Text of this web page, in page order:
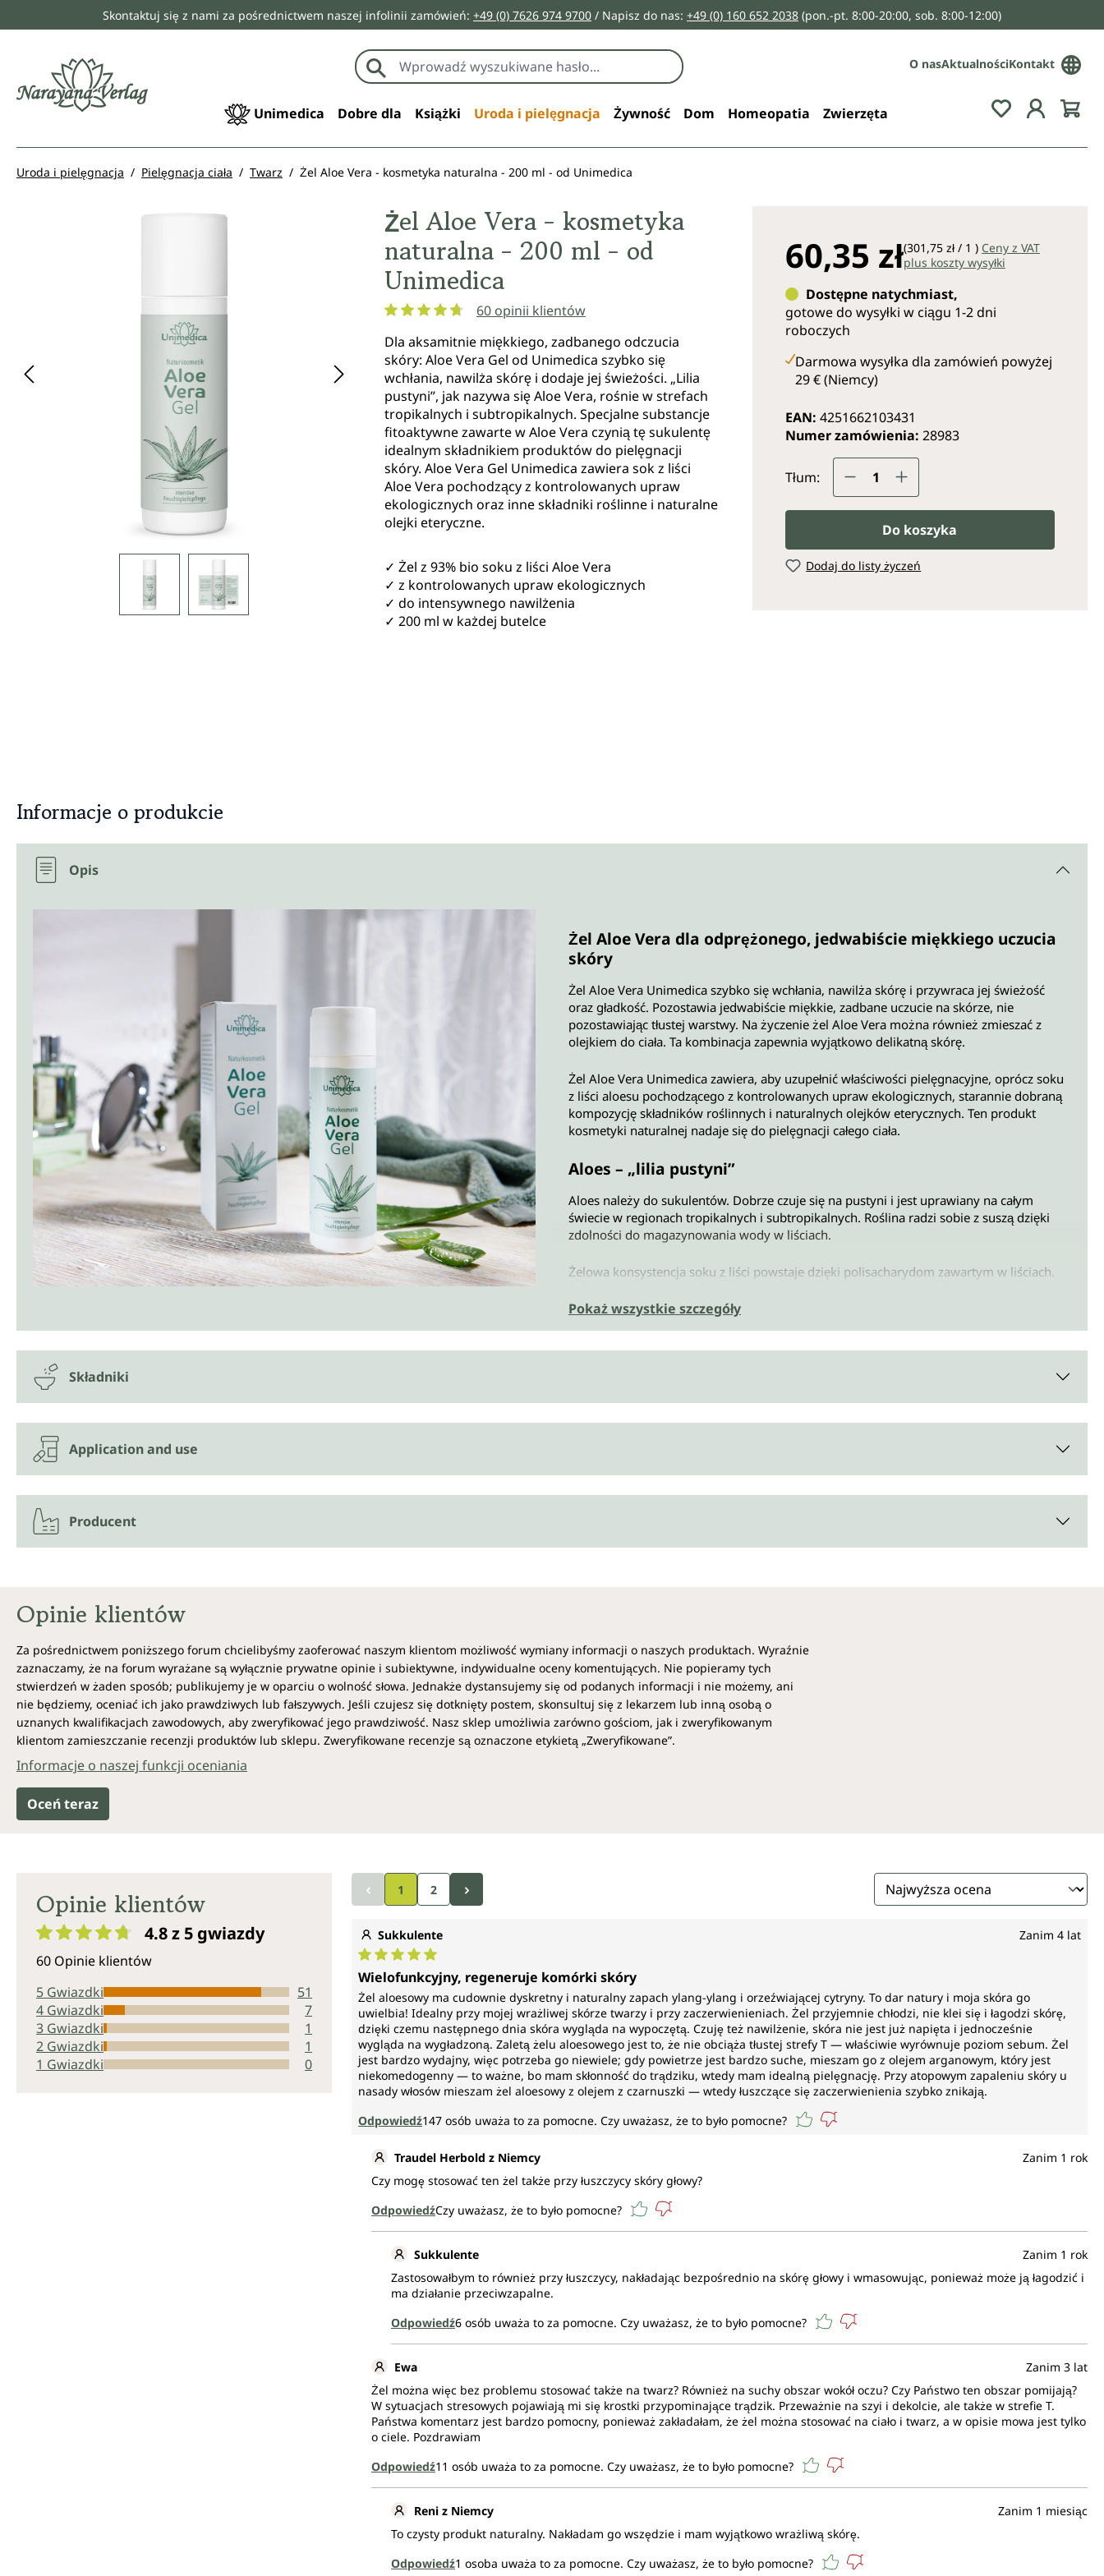
Przejdź do głównej nawigacji
Skontaktuj się z nami za pośrednictwem naszej infolinii zamówień: +49 (0) 7626 974 9700 / Napisz do nas: +49 (0) 160 652 2038 (pon.-pt. 8:00-20:00, sob. 8:00-12:00)
O nasAktualnościKontakt
Unimedica Dobre dla Książki Uroda i pielęgnacja Żywność Dom Homeopatia Zwierzęta You have 0
Uroda i pielęgnacja Pielęgnacja ciała Twarz Żel Aloe Vera - kosmetyka naturalna - 200 ml - od Unimedica
Żel Aloe Vera - kosmetyka
naturalna - 200 ml - od
Unimedica
60 opinii klientów
Dla aksamitnie miękkiego, zadbanego odczucia
skóry: Aloe Vera Gel od Unimedica szybko się
wchłania, nawilża skórę i dodaje jej świeżości. „Lilia
pustyni”, jak nazywa się Aloe Vera, rośnie w strefach
tropikalnych i subtropikalnych. Specjalne substancje
fitoaktywne zawarte w Aloe Vera czynią tę sukulentę
idealnym składnikiem produktów do pielęgnacji
skóry. Aloe Vera Gel Unimedica zawiera sok z liści
Aloe Vera pochodzący z kontrolowanych upraw
ekologicznych oraz inne składniki roślinne i naturalne
olejki eteryczne.
✓ Żel z 93% bio soku z liści Aloe Vera
✓ z kontrolowanych upraw ekologicznych
✓ do intensywnego nawilżenia
✓ 200 ml w każdej butelce
60,35 zł(301,75 zł / 1 ) Ceny z VAT
plus koszty wysyłki
Dostępne natychmiast,
gotowe do wysyłki w ciągu 1-2 dni
roboczych
Darmowa wysyłka dla zamówień powyżej
29 € (Niemcy)
EAN: 4251662103431
Numer zamówienia: 28983
Tłum: Ilość produktu: Wprowadź
Do koszyka
Dodaj do listy życzeń
Informacje o produkcie
Opis
Żel Aloe Vera dla odprężonego, jedwabiście miękkiego uczucia
skóry
Żel Aloe Vera Unimedica szybko się wchłania, nawilża skórę i przywraca jej świeżość
oraz gładkość. Pozostawia jedwabiście miękkie, zadbane uczucie na skórze, nie
pozostawiając tłustej warstwy. Na życzenie żel Aloe Vera można również zmieszać z
olejkiem do ciała. Ta kombinacja zapewnia wyjątkowo delikatną skórę.
Żel Aloe Vera Unimedica zawiera, aby uzupełnić właściwości pielęgnacyjne, oprócz soku
z liści aloesu pochodzącego z kontrolowanych upraw ekologicznych, starannie dobraną
kompozycję składników roślinnych i naturalnych olejków eterycznych. Ten produkt
kosmetyki naturalnej nadaje się do pielęgnacji całego ciała.
Aloes – „lilia pustyni”
Aloes należy do sukulentów. Dobrze czuje się na pustyni i jest uprawiany na całym
świecie w regionach tropikalnych i subtropikalnych. Roślina radzi sobie z suszą dzięki
zdolności do magazynowania wody w liściach.
Żelowa konsystencja soku z liści powstaje dzięki polisacharydom zawartym w liściach.
kontakcie ze skórą.
Pokaż wszystkie szczegóły
Składniki
Application and use
Producent
Opinie klientów
Za pośrednictwem poniższego forum chcielibyśmy zaoferować naszym klientom możliwość wymiany informacji o naszych produktach. Wyraźnie
zaznaczamy, że na forum wyrażane są wyłącznie prywatne opinie i subiektywne, indywidualne oceny komentujących. Nie popieramy tych
stwierdzeń w żaden sposób; publikujemy je w oparciu o wolność słowa. Jednakże dystansujemy się od podanych informacji i nie możemy, ani
nie będziemy, oceniać ich jako prawdziwych lub fałszywych. Jeśli czujesz się dotknięty postem, skonsultuj się z lekarzem lub inną osobą o
uznanych kwalifikacjach zawodowych, aby zweryfikować jego prawdziwość. Nasz sklep umożliwia zarówno gościom, jak i zweryfikowanym
klientom zamieszczanie recenzji produktów lub sklepu. Zweryfikowane recenzje są oznaczone etykietą „Zweryfikowane”.
Informacje o naszej funkcji oceniania
Oceń teraz
Opinie klientów
Średnia ocena 4.8 z 5 gwiazdek
4.8 z 5 gwiazdy
60 Opinie klientów
5 Gwiazdki
51
4 Gwiazdki
7
3 Gwiazdki
1
2 Gwiazdki
1
1 Gwiazdki
0
1 2
Sukkulente Zanim 4 lat
Średnia ocena 5 z 5 gwiazdek
Wielofunkcyjny, regeneruje komórki skóry
Żel aloesowy ma cudownie dyskretny i naturalny zapach ylang-ylang i orzeźwiającej cytryny. To dar natury i moja skóra go
uwielbia! Idealny przy mojej wrażliwej skórze twarzy i przy zaczerwienieniach. Żel przyjemnie chłodzi, nie klei się i łagodzi skórę,
dzięki czemu następnego dnia skóra wygląda na wypoczętą. Czuję też nawilżenie, skóra nie jest już napięta i jednocześnie
wygląda na wygładzoną. Zaletą żelu aloesowego jest to, że nie obciąża tłustej strefy T — właściwie wyrównuje poziom sebum. Żel
jest bardzo wydajny, więc potrzeba go niewiele; gdy powietrze jest bardzo suche, mieszam go z olejem arganowym, który jest
niekomedogenny — to ważne, bo mam skłonność do trądziku, wtedy mam idealną pielęgnację. Przy atopowym zapaleniu skóry u
nasady włosów mieszam żel aloesowy z olejem z czarnuszki — wtedy łuszczące się zaczerwienienia szybko znikają.
Odpowiedź147 osób uważa to za pomocne. Czy uważasz, że to było pomocne?
Traudel Herbold z Niemcy
Zanim 1 rok
Czy mogę stosować ten żel także przy łuszczycy skóry głowy?
OdpowiedźCzy uważasz, że to było pomocne?
Sukkulente
Zanim 1 rok
Zastosowałbym to również przy łuszczycy, nakładając bezpośrednio na skórę głowy i wmasowując, ponieważ może ją łagodzić i
ma działanie przeciwzapalne.
Odpowiedź6 osób uważa to za pomocne. Czy uważasz, że to było pomocne?
Ewa
Zanim 3 lat
Żel można więc bez problemu stosować także na twarz? Również na suchy obszar wokół oczu? Czy Państwo ten obszar pomijają?
W sytuacjach stresowych pojawiają mi się krostki przypominające trądzik. Przeważnie na szyi i dekolcie, ale także w strefie T.
Państwa komentarz jest bardzo pomocny, ponieważ zakładałam, że żel można stosować na ciało i twarz, a w opisie mowa jest tylko
o ciele. Pozdrawiam
Odpowiedź11 osób uważa to za pomocne. Czy uważasz, że to było pomocne?
Reni z Niemcy
Zanim 1 miesiąc
To czysty produkt naturalny. Nakładam go wszędzie i mam wyjątkowo wrażliwą skórę.
Odpowiedź1 osoba uważa to za pomocne. Czy uważasz, że to było pomocne?